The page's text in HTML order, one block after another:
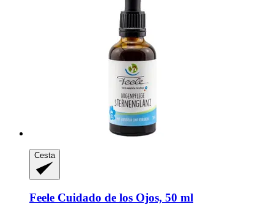
Cesta
Feele Cuidado de los Ojos, 50 ml